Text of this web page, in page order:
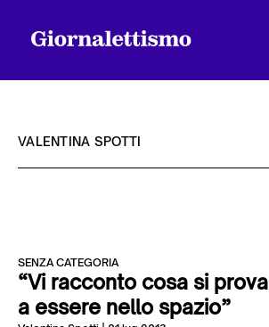
Chi siamo
VALENTINA SPOTTI
SENZA CATEGORIA
“Vi racconto cosa si prova
a essere nello spazio”